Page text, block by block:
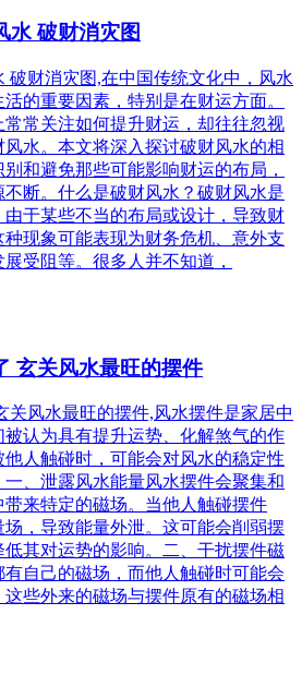
水 破财消灾图
破财消灾图,在中国传统文化中，风水
的重要因素，特别是在财运方面。
常关注如何提升财运，却往往忽视
水。本文将深入探讨破财风水的相
和避免那些可能影响财运的布局，
断。什么是破财风水？破财风水是
于某些不当的布局或设计，导致财
现象可能表现为财务危机、意外支
受阻等。很多人并不知道，
玄关风水最旺的摆件
关风水最旺的摆件,风水摆件是家居中
认为具有提升运势、化解煞气的作
他人触碰时，可能会对风水的稳定性
、泄露风水能量风水摆件会聚集和
来特定的磁场。当他人触碰摆件
场，导致能量外泄。这可能会削弱摆
其对运势的影响。二、干扰摆件磁
自己的磁场，而他人触碰时可能会
些外来的磁场与摆件原有的磁场相